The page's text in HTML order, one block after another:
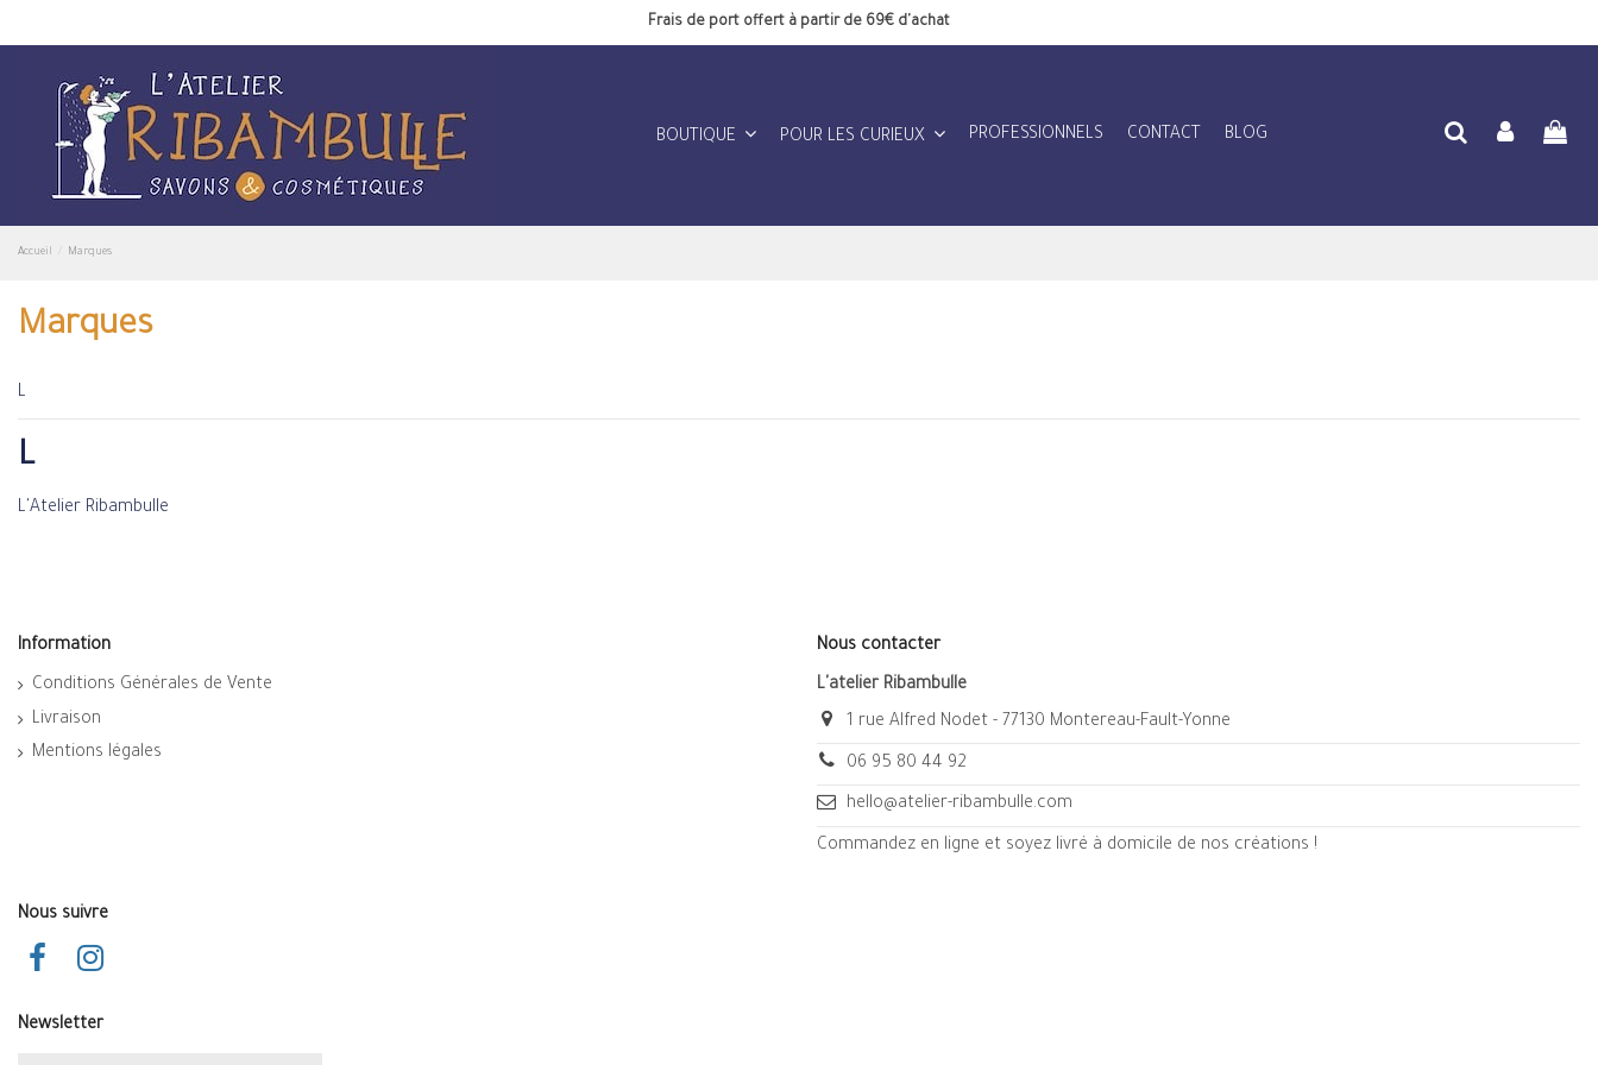
Frais de port offert à partir de 69€ d'achat
BOUTIQUE POUR LES CURIEUX PROFESSIONNELS CONTACT BLOG
Accueil Marques
Marques
L
L
L'Atelier Ribambulle
Information
Conditions Générales de Vente
Livraison
Mentions légales
Nous contacter
L'atelier Ribambulle
1 rue Alfred Nodet - 77130 Montereau-Fault-Yonne
06 95 80 44 92
hello@atelier-ribambulle.com
Commandez en ligne et soyez livré à domicile de nos créations !
Nous suivre
Newsletter